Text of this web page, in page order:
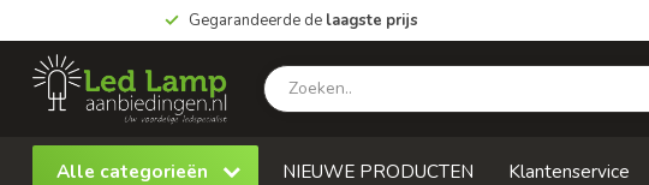
Gegarandeerde de laagste prijs
Alle categorieën NIEUWE PRODUCTEN Klantenservice